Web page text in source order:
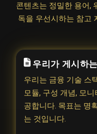
콘텐츠는 정밀한 용어,
독을 우선시하는 참고
우리가 게시하
우리는 금융 기술 스
모듈, 구성 개념, 모
공합니다. 목표는 명
는 것입니다.